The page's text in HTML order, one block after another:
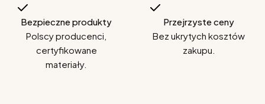
Bezpieczne produkty
Polscy producenci,
certyfikowane
materiały.
Przejrzyste ceny
Bez ukrytych kosztów
zakupu.